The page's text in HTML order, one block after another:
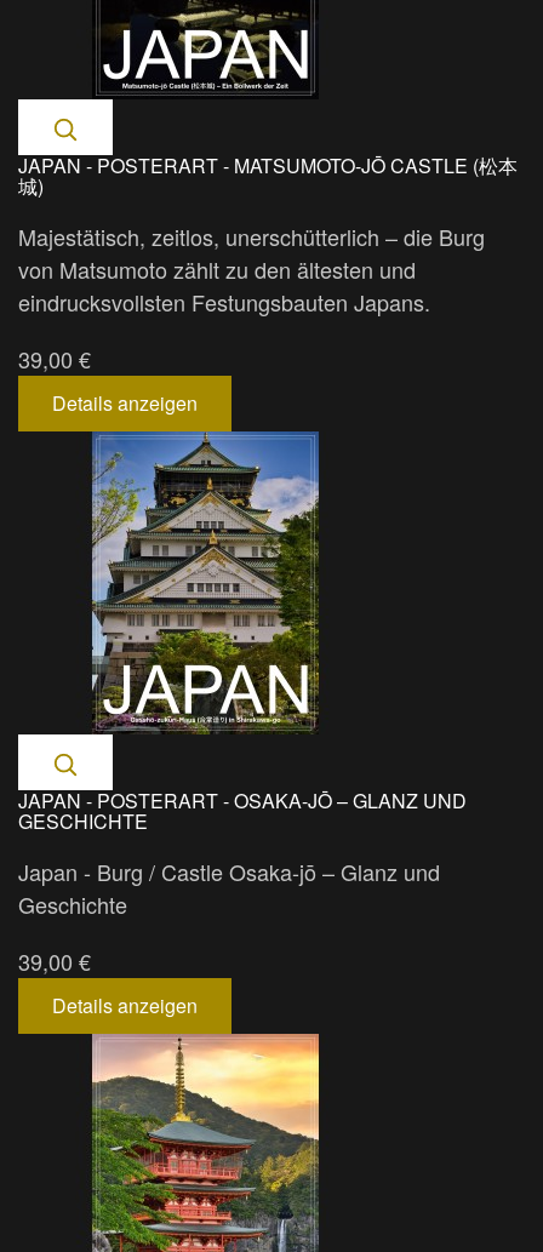
JAPAN - POSTERART - MATSUMOTO-JŌ CASTLE (松本
城)
Majestätisch, zeitlos, unerschütterlich – die Burg
von Matsumoto zählt zu den ältesten und
eindrucksvollsten Festungsbauten Japans.
39,00 €
Details anzeigen
JAPAN - POSTERART - OSAKA-JŌ – GLANZ UND
GESCHICHTE
Japan - Burg / Castle Osaka-jō – Glanz und
Geschichte
39,00 €
Details anzeigen